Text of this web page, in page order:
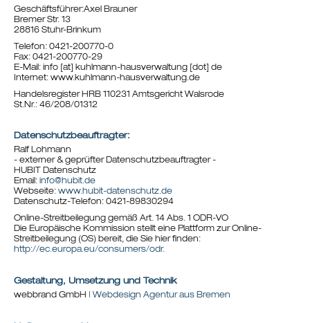
Geschäftsführer:Axel Brauner
Bremer Str. 13
28816 Stuhr-Brinkum
Telefon: 0421-200770-0
Fax: 0421-200770-29
E-Mail: info [at] kuhlmann-hausverwaltung [dot] de
Internet: www.kuhlmann-hausverwaltung.de
Handelsregister HRB 110231 Amtsgericht Walsrode
St.Nr.: 46/208/01312
Datenschutzbeauftragter:
Ralf Lohmann
- externer & geprüfter Datenschutzbeauftragter -
HUBIT Datenschutz
Email: info@hubit.de
Webseite: www.hubit-datenschutz.de
Datenschutz-Telefon: 0421-89830294
Online-Streitbeilegung gemäß Art. 14 Abs. 1 ODR-VO
Die Europäische Kommission stellt eine Plattform zur Online-
Streitbeilegung (OS) bereit, die Sie hier finden:
http://ec.europa.eu/consumers/odr.
Gestaltung, Umsetzung und Technik
webbrand GmbH | Webdesign Agentur aus Bremen